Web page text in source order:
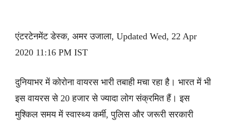
एंटरटेनमेंट डेस्क, अमर उजाला, Updated Wed, 22 Apr
2020 11:16 PM IST
दुनियाभर में कोरोना वायरस भारी तबाही मचा रहा है। भारत में भी
इस वायरस से 20 हजार से ज्यादा लोग संक्रमित हैं। इस
मुश्किल समय में स्वास्थ्य कर्मी, पुलिस और जरूरी सरकारी